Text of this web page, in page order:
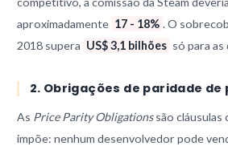
aproximadamente 17 - 18% . O
2018 supera US$ 3,1 bilhões só para
2. Obrigações de paridade de
As Price Parity Obligationssão cláusulas
impõe: nenhum desenvolvedor pode